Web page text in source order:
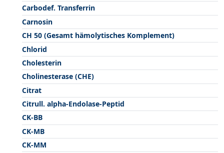
Carbodef. Transferrin
Carnosin
CH 50 (Gesamt hämolytisches Komplement)
Chlorid
Cholesterin
Cholinesterase (CHE)
Citrat
Citrull. alpha-Endolase-Peptid
CK-BB
CK-MB
CK-MM